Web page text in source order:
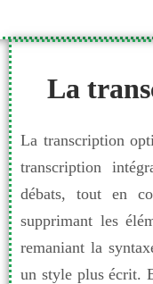
La
La transcription
transcription
débats, tout en
supprimant les
remaniant la
un style plus écrit.